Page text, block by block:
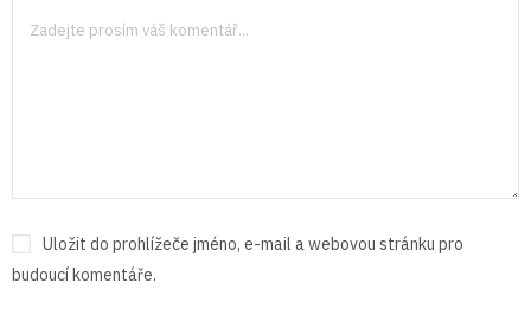
Uložit do prohlížeče jméno, e-mail a webovou stránku pro
budoucí komentáře.